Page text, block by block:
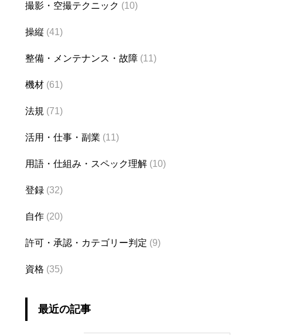
撮影・空撮テクニック (10)
操縦 (41)
整備・メンテナンス・故障 (11)
機材 (61)
法規 (71)
活用・仕事・副業 (11)
用語・仕組み・スペック理解 (10)
登録 (32)
自作 (20)
許可・承認・カテゴリー判定 (9)
資格 (35)
最近の記事